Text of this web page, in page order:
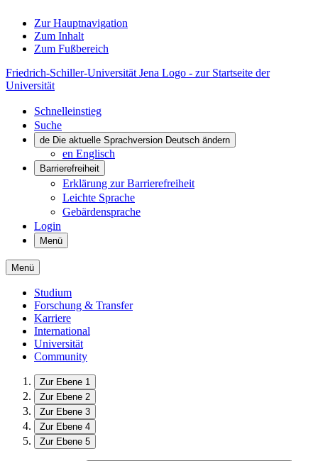
Zur Hauptnavigation
Zum Inhalt
Zum Fußbereich
Friedrich-Schiller-Universität Jena Logo - zur Startseite der
Universität
Schnelleinstieg
Suche
de Die aktuelle Sprachversion Deutsch ändern
en Englisch
Barrierefreiheit
Erklärung zur Barrierefreiheit
Leichte Sprache
Gebärdensprache
Login
Menü
Menü
Studium
Forschung & Transfer
Karriere
International
Universität
Community
Zur Ebene 1
Zur Ebene 2
Zur Ebene 3
Zur Ebene 4
Zur Ebene 5